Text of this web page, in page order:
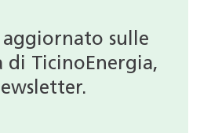
aggiornato sulle
TicinoEnergia,